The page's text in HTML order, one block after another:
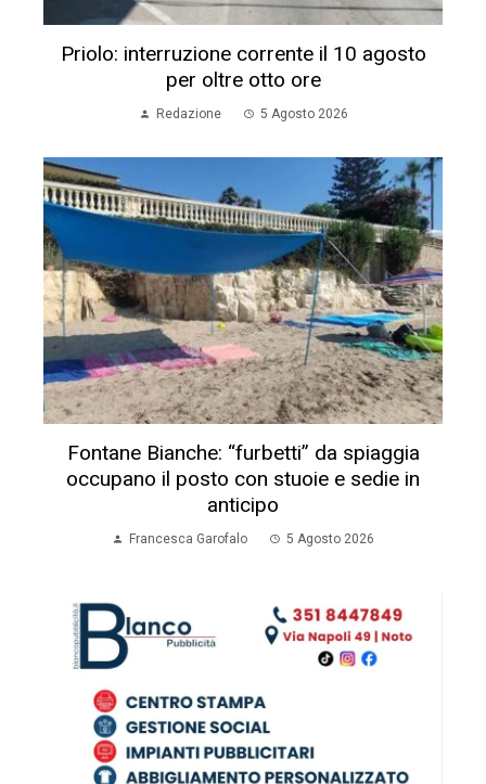
Priolo: interruzione corrente il 10 agosto
per oltre otto ore
Redazione 5 Agosto 2026
Fontane Bianche: “furbetti” da spiaggia
occupano il posto con stuoie e sedie in
anticipo
Francesca Garofalo 5 Agosto 2026